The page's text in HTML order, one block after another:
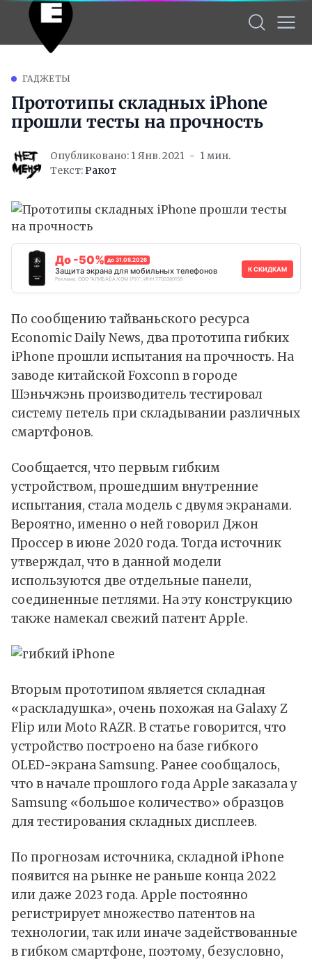
ГАДЖЕТЫ
Прототипы складных iPhone
прошли тесты на прочность
Опубликовано: 1 Янв. 2021
1 мин.
Текст:Ракот
До -50% до 31.08.2026
Защита экрана для мобильных телефонов
Реклама. ООО "АЛИБАБА.КОМ (РУ)", ИНН 7703380158
К СКИДКАМ
По сообщению тайваньского ресурса
Economic Daily News, два прототипа гибких
iPhone прошлииспытания на прочность. На
заводе китайской Foxconn в городе
Шэньчжэнь производитель тестировал
систему петель при складывании различных
смартфонов.
Сообщается, что первым гибким
устройством, прошедшим внутренние
испытания, стала модель с двумя экранами.
Вероятно, именно о нейговорил Джон
Проссер в июне 2020 года. Тогда источник
утверждал, что в данной модели
используются две отдельные панели,
соединенные петлями. На эту конструкцию
также намекал свежий патент Apple.
Вторым прототипом является складная
«раскладушка», очень похожая на Galaxy Z
Flip или Moto RAZR. В статье говорится, что
устройство построено на базе гибкого
OLED-экрана Samsung. Ранее сообщалось,
что в начале прошлого года Apple заказала у
Samsung «большое количество» образцов
для тестирования складных дисплеев.
По прогнозам источника, складной iPhone
появится на рынке не раньше конца 2022
или даже 2023 года. Apple постоянно
регистрирует множество патентов на
технологии, так или иначе задействованные
в гибком смартфоне, поэтому, безусловно,